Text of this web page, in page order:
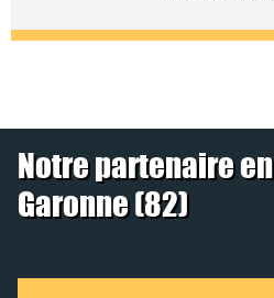
Notre partenaire
Garonne (82)